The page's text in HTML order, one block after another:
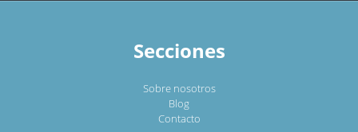
Secciones
Sobre nosotros
Blog
Contacto